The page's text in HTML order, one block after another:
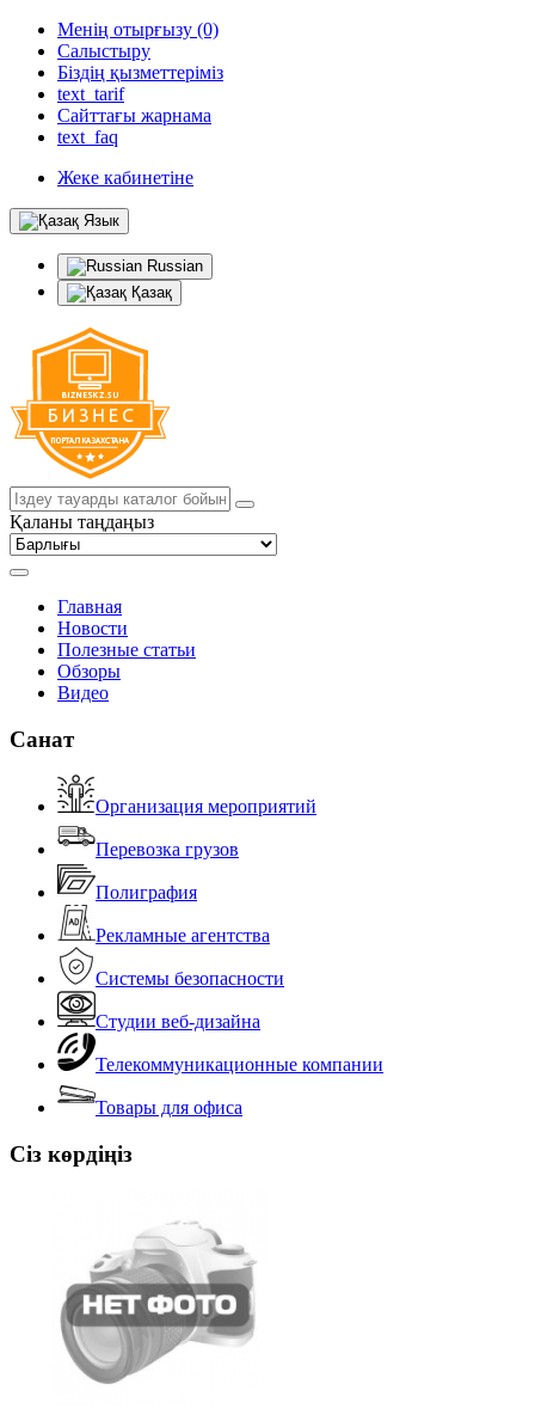
Менің отырғызу (0)
Салыстыру
Біздің қызметтеріміз
text_tarif
Сайттағы жарнама
text_faq
Жеке кабинетіне
Язык
Russian
Қазақ
Қаланы таңдаңыз
Главная
Новости
Полезные статьи
Обзоры
Видео
Санат
Организация мероприятий
Перевозка грузов
Полиграфия
Рекламные агентства
Системы безопасности
Студии веб-дизайна
Телекоммуникационные компании
Товары для офиса
Сіз көрдіңіз